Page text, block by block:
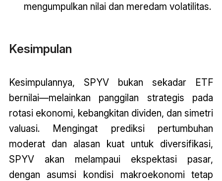
mengumpulkan nilai dan meredam volatilitas.
Kesimpulan
Kesimpulannya, SPYV bukan sekadar ETF
bernilai—melainkan panggilan strategis pada
rotasi ekonomi, kebangkitan dividen, dan simetri
valuasi. Mengingat prediksi pertumbuhan
moderat dan alasan kuat untuk diversifikasi,
SPYV akan melampaui ekspektasi pasar,
dengan asumsi kondisi makroekonomi tetap